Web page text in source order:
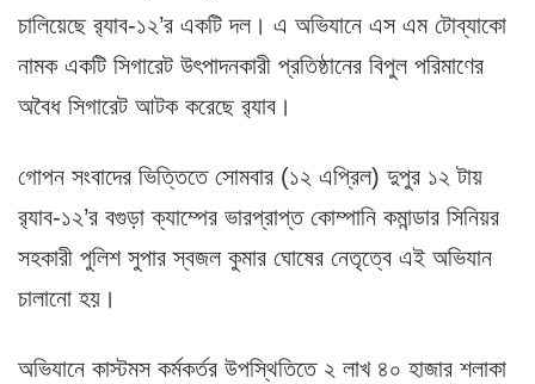
চালিয়েছে র‌্যাব-১২’র একটি দল। এ অভিযানে এস এম টোব্যাকো
নামক একটি সিগারেট উৎপাদনকারী প্রতিষ্ঠানের বিপুল পরিমাণের
অবৈধ সিগারেট আটক করেছে র‌্যাব।
গোপন সংবাদের ভিত্তিতে সোমবার (১২ এপ্রিল) দুপুর ১২ টায়
র‌্যাব-১২’র বগুড়া ক্যাম্পের ভারপ্রাপ্ত কোম্পানি কমান্ডার সিনিয়র
সহকারী পুলিশ সুপার স্বজল কুমার ঘোষের নেতৃত্বে এই অভিযান
চালানো হয়।
অভিযানে কাস্টমস কর্মকর্তর উপস্থিতিতে ২ লাখ ৪০ হাজার শলাকা